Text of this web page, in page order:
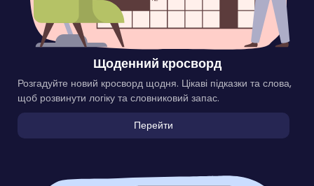
Щоденний кросворд
Розгадуйте новий кросворд щодня. Цікаві підказки та слова,
щоб розвинути логіку та словниковий запас.
Перейти